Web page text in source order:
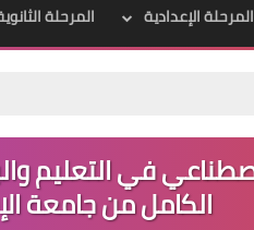
المرحلة الإعدادية المرحلة
الكامل من جامعة